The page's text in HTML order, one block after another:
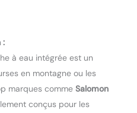
:
à eau intégrée est un
en montagne ou les
marques commeSalomon
conçus pour les